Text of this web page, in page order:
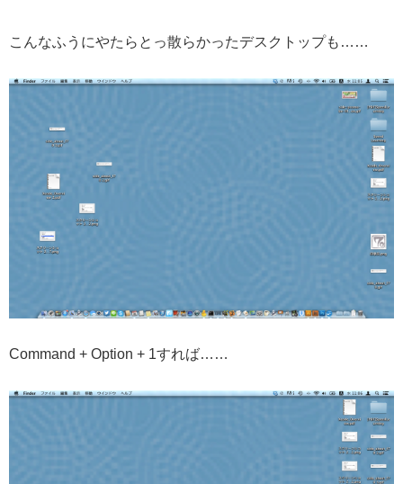
こんなふうにやたらとっ散らかったデスクトップも……
Command + Option + 1すれば……